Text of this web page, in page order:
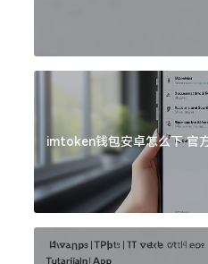
imtoken钱包安卓怎么下 官